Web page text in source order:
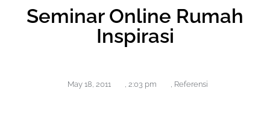
Seminar Online Rumah
Inspirasi
May 18, 2011 , 2:03 pm , Referensi